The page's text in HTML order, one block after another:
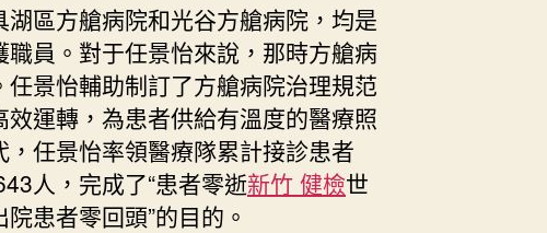
區方艙病院和光谷方艙病院，均是
員。對于任景怡來說，那時方艙病
景怡輔助制訂了方艙病院治理規范
運轉，為患者供給有溫度的醫療照
任景怡率領醫療隊累計接診患者
人，完成了“患者零逝新竹 健檢世
患者零回頭”的目的。